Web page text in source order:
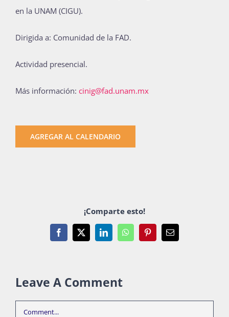
en la UNAM (CIGU).
Dirigida a: Comunidad de la FAD.
Actividad presencial.
Más información: cinig@fad.unam.mx
AGREGAR AL CALENDARIO
¡Comparte esto!
Facebook
X LinkedInWhatsAppPinterestEmail
Leave A Comment
Comment